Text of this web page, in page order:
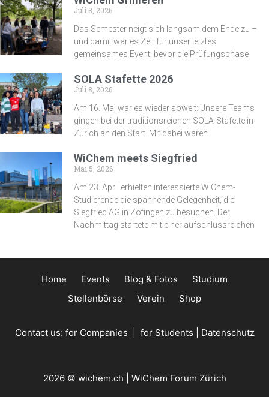
Juli 8, 2026
Das Semester neigt sich langsam dem Ende zu –
und damit war es Zeit für unser letztes
gemeinsames Event, bevor die Prüfungsphase
SOLA Stafette 2026
Juli 8, 2026
Am 16. Mai war es wieder soweit: Unsere Teams
gingen bei der traditionsreichen SOLA-Stafette in
Zürich an den Start. Mit dabei waren
WiChem meets Siegfried
Mai 5, 2026
Am 23. April erhielten interessierte WiChem-
Studierende die spannende Gelegenheit, die
Siegfried AG in Zofingen zu besuchen. Der
Nachmittag startete mit einer aufschlussreichen
Home Events Blog & Fotos
Studium
Stellenbörse
Verein Shop
Contact us: for Companies for Students Datenschutz
2026 © wichem.ch | WiChem Forum Zürich